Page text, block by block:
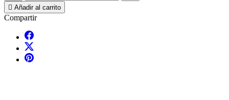
 Añadir al carrito
Compartir